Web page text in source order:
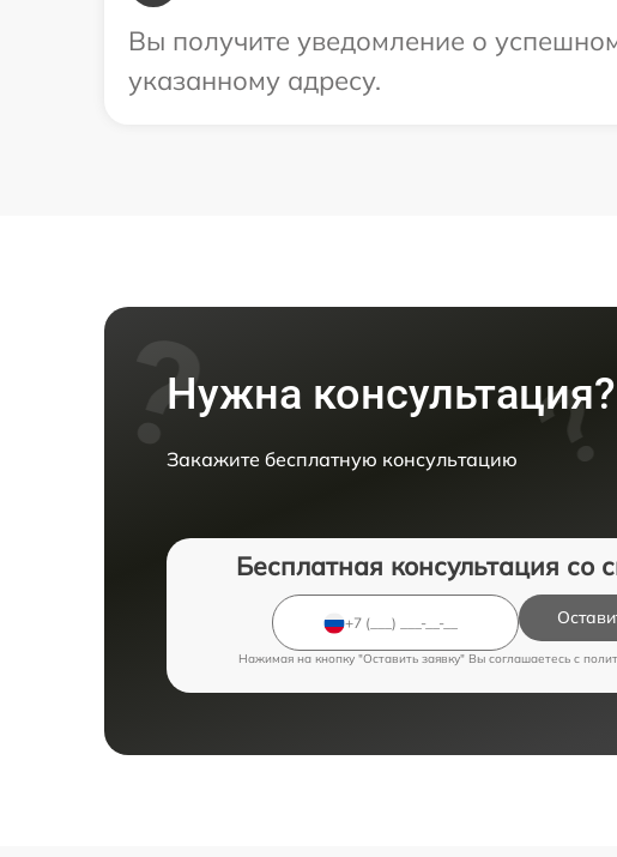
Вы получите уведомление о
указанному адресу.
Нужна консультация?
Закажите бесплатную консультацию
Бесплатная консультация со
Нажимая на кнопку "Оставить заявку" Вы соглашаетесь c